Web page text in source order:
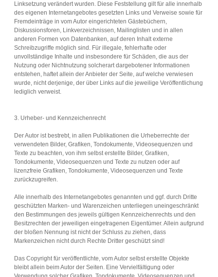
Linksetzung verändert wurden. Diese Feststellung gilt für alle innerhalb
des eigenen Internetangebotes gesetzten Links und Verweise sowie für
Fremdeinträge in vom Autor eingerichteten Gästebüchern,
Diskussionsforen, Linkverzeichnissen, Mailinglisten und in allen
anderen Formen von Datenbanken, auf deren Inhalt externe
Schreibzugriffe möglich sind. Für illegale, fehlerhafte oder
unvollständige Inhalte und insbesondere für Schäden, die aus der
Nutzung oder Nichtnutzung solcherart dargebotener Informationen
entstehen, haftet allein der Anbieter der Seite, auf welche verwiesen
wurde, nicht derjenige, der über Links auf die jeweilige Veröffentlichung
lediglich verweist.
3. Urheber- und Kennzeichenrecht
Der Autor ist bestrebt, in allen Publikationen die Urheberrechte der
verwendeten Bilder, Grafiken, Tondokumente, Videosequenzen und
Texte zu beachten, von ihm selbst erstellte Bilder, Grafiken,
Tondokumente, Videosequenzen und Texte zu nutzen oder auf
lizenzfreie Grafiken, Tondokumente, Videosequenzen und Texte
zurückzugreifen.
Alle innerhalb des Internetangebotes genannten und ggf. durch Dritte
geschützten Marken- und Warenzeichen unterliegen uneingeschränkt
den Bestimmungen des jeweils gültigen Kennzeichenrechts und den
Besitzrechten der jeweiligen eingetragenen Eigentümer. Allein aufgrund
der bloßen Nennung ist nicht der Schluss zu ziehen, dass
Markenzeichen nicht durch Rechte Dritter geschützt sind!
Das Copyright für veröffentlichte, vom Autor selbst erstellte Objekte
bleibt allein beim Autor der Seiten. Eine Vervielfältigung oder